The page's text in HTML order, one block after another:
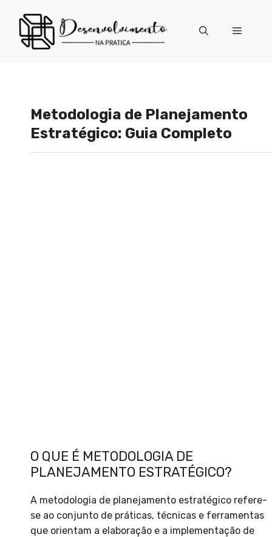
para
conteúdo
Menu
Metodologia de Planejamento
Estratégico: Guia Completo
O QUE É METODOLOGIA DE
PLANEJAMENTO ESTRATÉGICO?
A metodologia de planejamento estratégico refere-
se ao conjunto de práticas, técnicas e ferramentas
que orientam a elaboração e a implementação de